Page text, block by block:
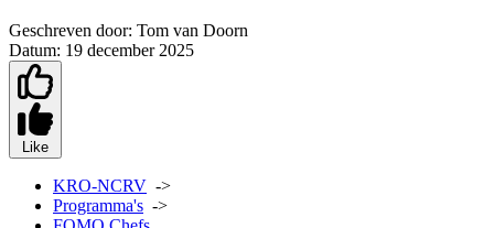
Geschreven door: Tom van Doorn
Datum: 19 december 2025
Like
KRO-NCRV ->
Programma's ->